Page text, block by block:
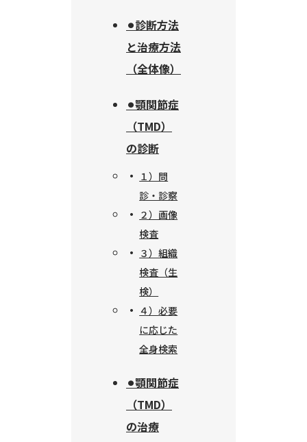
⚫︎診断方法
と治療方法
（全体像）
⚫︎顎関節症
（TMD）
の診断
１）問
診・診察
２）画像
検査
３）組織
検査（生
検）
４）必要
に応じた
全身検索
⚫︎顎関節症
（TMD）
の治療